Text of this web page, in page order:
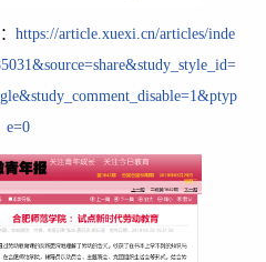
https://article.xuexi.cn/articles/inde
e=0